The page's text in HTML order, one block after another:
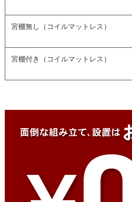
宮棚無し（コイルマットレス）
宮棚付き（コイルマットレス）